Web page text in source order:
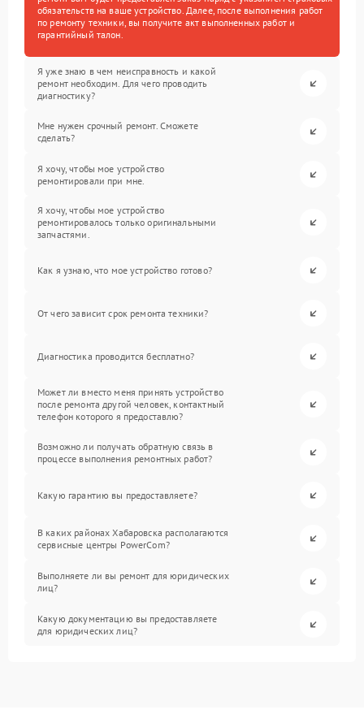
обязательств на ваше устройство. Далее, после выполнения работ
по ремонту техники, вы получите акт выполненных работ и
гарантийный талон.
Я уже знаю в чем неисправность и какой
ремонт необходим. Для чего проводить
диагностику?
Мне нужен срочный ремонт. Сможете
сделать?
Я хочу, чтобы мое устройство
ремонтировали при мне.
Я хочу, чтобы мое устройство
ремонтировалось только оригинальными
запчастями.
Как я узнаю, что мое устройство готово?
От чего зависит срок ремонта техники?
Диагностика проводится бесплатно?
Может ли вместо меня принять устройство
после ремонта другой человек, контактный
телефон которого я предоставлю?
Возможно ли получать обратную связь в
процессе выполнения ремонтных работ?
Какую гарантию вы предоставляете?
В каких районах Хабаровска располагаются
сервисные центры PowerCom?
Выполняете ли вы ремонт для юридических
лиц?
Какую документацию вы предоставляете
для юридических лиц?